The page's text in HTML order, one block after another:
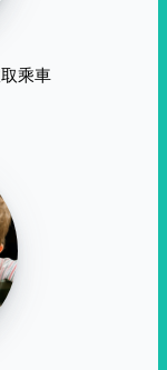
乘車